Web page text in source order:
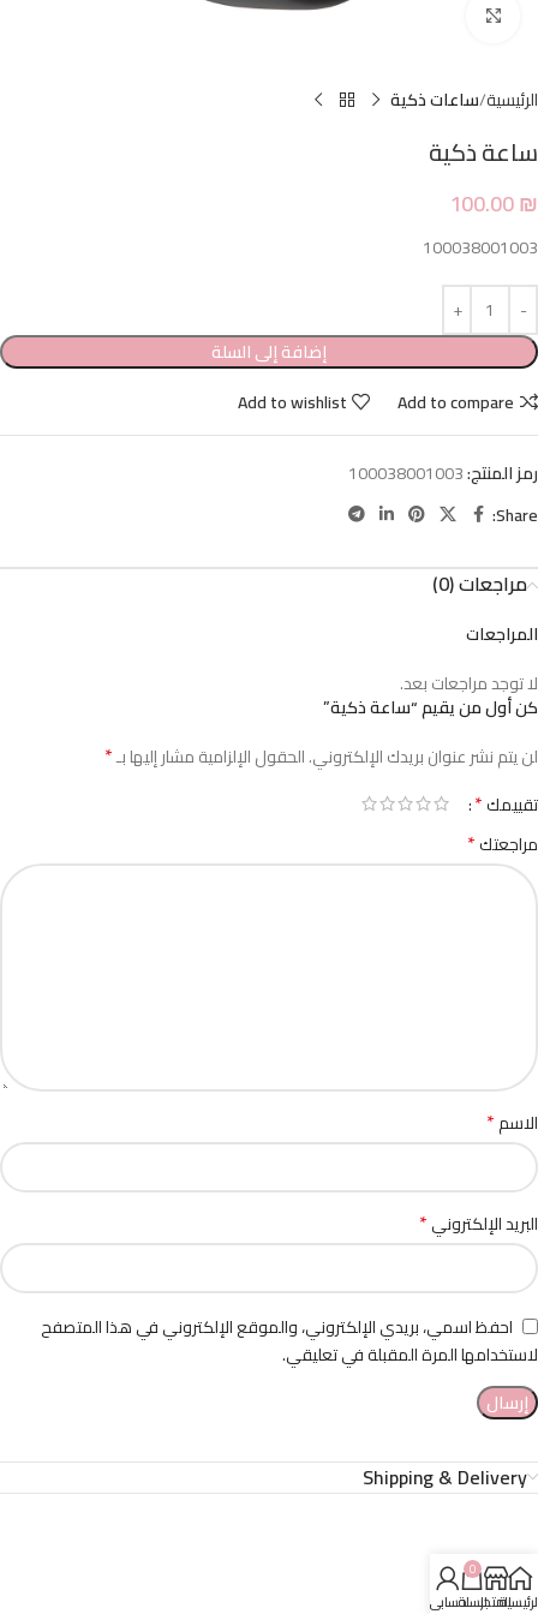
الرئيسية ساعات ذكية
ساعة ذكية
100.00₪
100038001003
إضافة إلى السلة
Add to compare
Add to wishlist
رمز المنتج:100038001003
Share:
مراجعات (0)
المراجعات
لا توجد مراجعات بعد.
كن أول من يقيم “ساعة ذكية”
لن يتم نشر عنوان بريدك الإلكتروني.الحقول الإلزامية مشار إليها بـ*
تقييمك*
مراجعتك*
الاسم*
البريد الإلكتروني*
احفظ اسمي، بريدي الإلكتروني، والموقع الإلكتروني في هذا المتصفح
لاستخدامها المرة المقبلة في تعليقي.
Shipping & Delivery
المتجر
0
السلةحسابي